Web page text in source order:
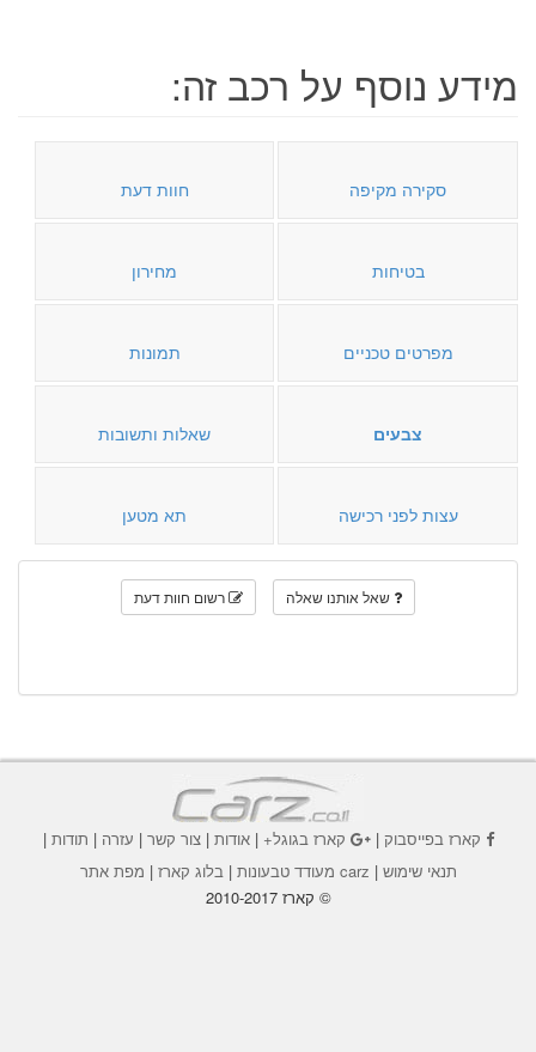
מידע נוסף על רכב זה:
סקירה מקיפה חוות דעת
בטיחות מחירון
מפרטים טכניים תמונות
צבעים שאלות ותשובות
עצות לפני רכישה תא מטען
שאל אותנו שאלה רשום חוות דעת
קארז בפייסבוק| קארז בגוגל+|אודות |צור קשר | עזרה | תודות |
תנאי שימוש | carz מעודד טבעונות | בלוג קארז | מפת אתר
© קארז 2010-2017